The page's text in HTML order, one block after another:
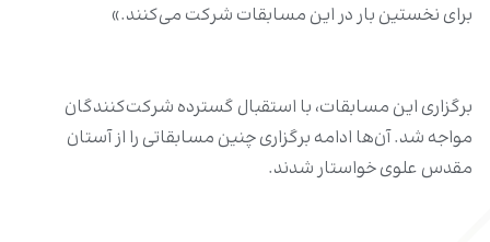
برای نخستین بار در این مسابقات شرکت می‌کنند.»
برگزاری این مسابقات، با استقبال گسترده شرکت‌کنندگان
مواجه شد. آن‌ها ادامه برگزاری چنین مسابقاتی را از آستان
مقدس علوی خواستار شدند.